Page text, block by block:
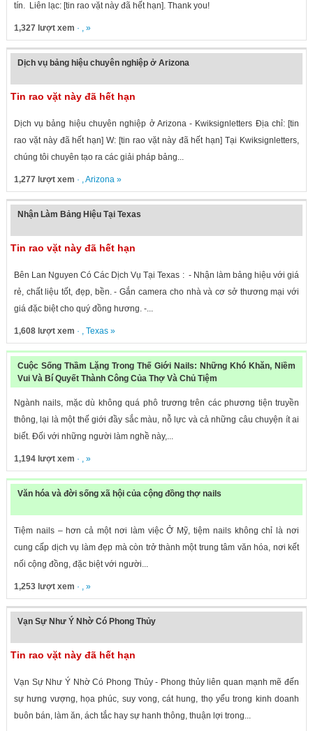
tín. Liên lạc: [tin rao vặt này đã hết hạn]. Thank you!
1,327 lượt xem · , »
Dịch vụ bảng hiệu chuyên nghiệp ở Arizona
Tin rao vặt này đã hết hạn
Dịch vụ bảng hiệu chuyên nghiệp ở Arizona - Kwiksignletters Địa chỉ: [tin
rao vặt này đã hết hạn] W: [tin rao vặt này đã hết hạn] Tại Kwiksignletters,
chúng tôi chuyên tạo ra các giải pháp bảng...
1,277 lượt xem · ,Arizona»
Nhận Làm Bảng Hiệu Tại Texas
Tin rao vặt này đã hết hạn
Bên Lan Nguyen Có Các Dịch Vụ Tại Texas : - Nhận làm bảng hiệu với giá
rẻ, chất liệu tốt, đẹp, bền. - Gắn camera cho nhà và cơ sở thương mại với
giá đặc biệt cho quý đồng hương. -...
1,608 lượt xem · , Texas»
Cuộc Sống Thầm Lặng Trong Thế Giới Nails: Những Khó Khăn, Niềm
Vui Và Bí Quyết Thành Công Của Thợ Và Chủ Tiệm
Ngành nails, mặc dù không quá phô trương trên các phương tiện truyền
thông, lại là một thế giới đầy sắc màu, nỗ lực và cả những câu chuyện ít ai
biết. Đối với những người làm nghề này,...
1,194 lượt xem · , »
Văn hóa và đời sống xã hội của cộng đồng thợ nails
Tiệm nails – hơn cả một nơi làm việc Ở Mỹ, tiệm nails không chỉ là nơi
cung cấp dịch vụ làm đẹp mà còn trở thành một trung tâm văn hóa, nơi kết
nối cộng đồng, đặc biệt với người...
1,253 lượt xem · , »
Vạn Sự Như Ý Nhờ Có Phong Thủy
Tin rao vặt này đã hết hạn
Vạn Sự Như Ý Nhờ Có Phong Thủy - Phong thủy liên quan mạnh mẽ đến
sự hưng vượng, họa phúc, suy vong, cát hung, thọ yểu trong kinh doanh
buôn bán, làm ăn, ách tắc hay sự hanh thông, thuận lợi trong...